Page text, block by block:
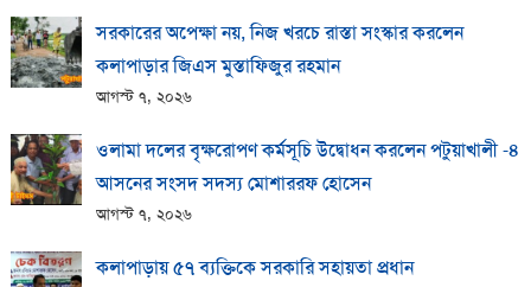
সরকারের অপেক্ষা নয়, নিজ খরচে রাস্তা সংস্কার করলেন
কলাপাড়ার জিএস মুস্তাফিজুর রহমান
আগস্ট ৭, ২০২৬
ওলামা দলের বৃক্ষরোপণ কর্মসূচি উদ্বোধন করলেন পটুয়াখালী -৪
আসনের সংসদ সদস্য মোশাররফ হোসেন
আগস্ট ৭, ২০২৬
কলাপাড়ায় ​৫৭ ব্যক্তিকে সরকারি সহায়তা প্রধান